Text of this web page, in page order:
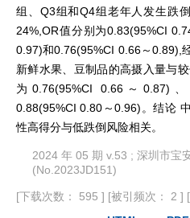
组、Q3组和Q4组老年人发生跌
24%,OR值分别为0.83(95%CI
0.97)和0.76(95%CI 0.66～0.89),
新鲜水果、豆制品的高摄入量与
为0.76(95%CI 0.66～0.87)
0.88(95%CI 0.80～0.96)。结论
性高得分与低跌倒风险相关。
2024 年 05 期 v.53 ; 深圳市宝
(No.2023JD151)
[下载次数： 595 ] [被引频次： 2 ]